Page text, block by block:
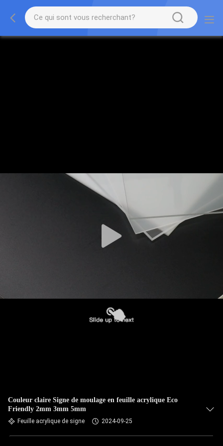
Couleur claire Signe de moulage en feuille acrylique Eco
Friendly 2mm 3mm 5mm
Feuille acrylique de signe 2024-09-25